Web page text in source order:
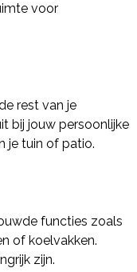
voor
rest van je
bij jouw persoonlijke
je tuin of patio.
functies zoals
of koelvakken.
zijn.